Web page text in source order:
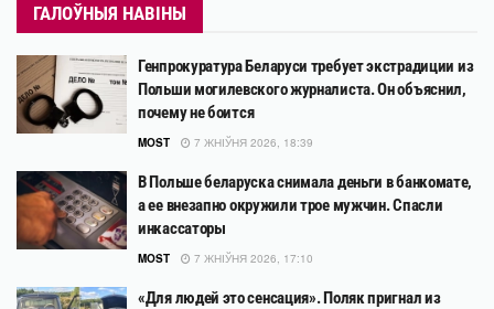
ГАЛОЎНЫЯ НАВІНЫ
Генпрокуратура Беларуси требует экстрадиции из
Польши могилевского журналиста. Он объяснил,
почему не боится
MOST 7 ЖНІЎНЯ 2026, 18:39
В Польше беларуска снимала деньги в банкомате,
а ее внезапно окружили трое мужчин. Спасли
инкассаторы
MOST 7 ЖНІЎНЯ 2026, 17:10
«Для людей это сенсация». Поляк пригнал из